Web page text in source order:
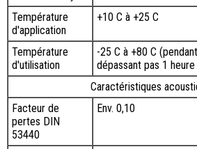
Température
d'application
+10 C à +25 C
Température
d'utilisation
-25 C à +80 C
dépassant pas 1
Caractéristiques
Facteur de
pertes DIN
53440
Env. 0,10